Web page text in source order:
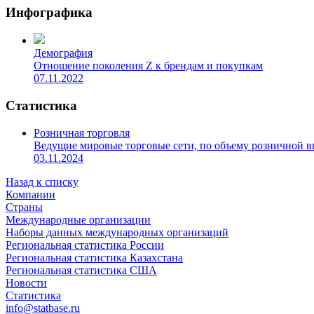
Инфографика
Демография
Отношение поколения Z к брендам и покупкам
07.11.2022
Статистика
Розничная торговля
Ведущие мировые торговые сети, по объему розничной
03.11.2024
Назад к списку
Компании
Страны
Международные организации
Наборы данных международных организаций
Региональная статистика России
Региональная статистика Казахстана
Региональная статистика США
Новости
Статистика
info@statbase.ru